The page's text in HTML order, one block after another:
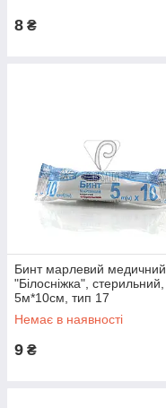
8 ₴
Бинт марлевий медичний
"Білосніжка", стерильний,
5м*10см, тип 17
Немає в наявності
9 ₴